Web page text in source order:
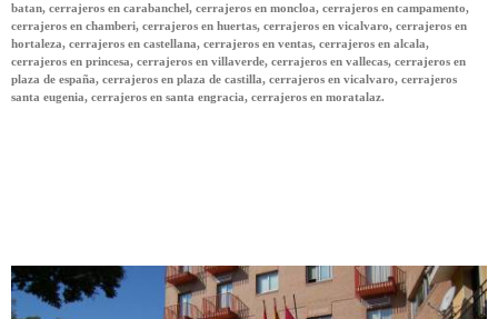
batan, cerrajeros en carabanchel, cerrajeros en moncloa, cerrajeros en campamento,
cerrajeros en chamberi, cerrajeros en huertas, cerrajeros en vicalvaro, cerrajeros en
hortaleza, cerrajeros en castellana, cerrajeros en ventas, cerrajeros en alcala,
cerrajeros en princesa, cerrajeros en villaverde, cerrajeros en vallecas, cerrajeros en
plaza de españa, cerrajeros en plaza de castilla, cerrajeros en vicalvaro, cerrajeros
santa eugenia, cerrajeros en santa engracia, cerrajeros en moratalaz.